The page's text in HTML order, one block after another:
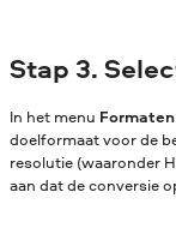
Stap 3.
In het menu Formaten
doelformaat voor de
resolutie (waaronder
aan dat de conversie